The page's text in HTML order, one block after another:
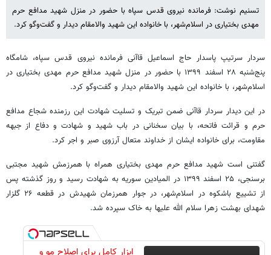
تسنیم نوشت: فرمانده نیروی قدس سپاه با حضور در منزل شهید مدافع حرم
مهدی بختیاری در اسلام‌شهر، با خانواده این شهید والامقام دیدار و گفت‌وگو کرد.
سردار سرتیپ پاسدار حاج اسماعیل قاآنی فرمانده نیروی قدس سپاه، شامگاه
پنج‌شنبه ۲۸ اسفند ۱۳۹۹ با حضور در منزل شهید مدافع حرم مهدی بختیاری در
اسلام‌شهر، با خانواده این شهید والامقام دیدار و گفت‌وگو کرد.
در این دیدار سردار قاآنی ضمن تبریک و تسلیت شهادت این رزمنده شجاع مدافع
حرم و قرائت فاتحه، با بیان سخنانی در باب شهید و شهادت و دفاع از جبهه
مقاومت، برای خانواده ایشان از خداوند متعال آرزوی صبر و اجر کرد.
گفتنی است شهید مدافع حرم مهدی بختیاری همراه با همرزمش شهید مجتبی
برسنجی، ۲۵ اسفند ۱۳۹۹ در المیادین سوریه به شهادت رسید و روز گذشته پس
از تشییع باشکوه در اسلام‌شهر، در جوار همرزمان شهیدش در قطعه ۲۶ گلزار
شهدای بهشت زهرا سلام الله علیها به خاک سپرده شد.
ابزار کامل برای اصلاح مو و